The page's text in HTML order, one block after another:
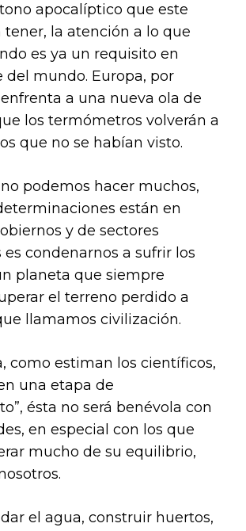
apocalíptico que este
la atención a lo que
es ya un requisito en
del mundo. Europa, por
a una nueva ola de
los termómetros volverán a
que no se habían visto.
podemos hacer muchos,
están en
y de sectores
condenarnos a sufrir los
planeta que siempre
el terreno perdido a
llamamos civilización.
como estiman los científicos,
una etapa de
ésta no será benévola con
en especial con los que
mucho de su equilibrio,
el agua, construir huertos,